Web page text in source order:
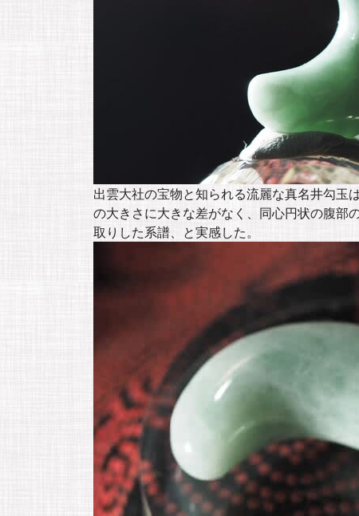
出雲大社の宝物と知られる流麗な真名井勾玉
の大きさに大きな差がなく、同心円状の腹部
取りした系譜、と実感した。